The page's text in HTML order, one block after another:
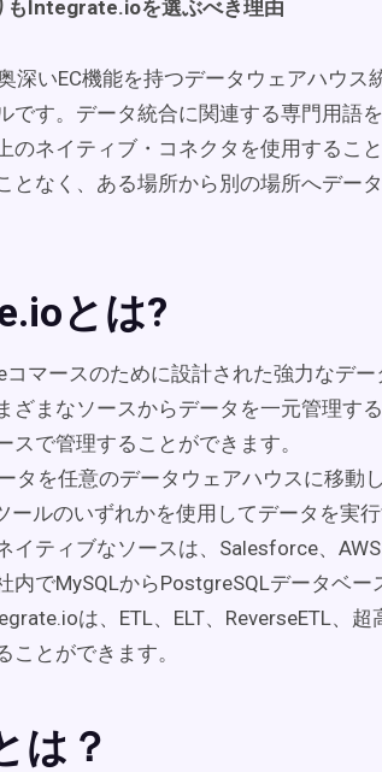
もIntegrate.ioを選ぶべき理由
深いEC機能を持つデータウェアハウス
です。データ統合に関連する専門用語
のネイティブ・コネクタを使用するこ
となく、ある場所から別の場所へデー
とは?
コマースのために設計された強力なデ
ざまなソースからデータを一元管理す
スで管理することができます。
タを任意のデータウェアハウスに移動
ールのいずれかを使用してデータを実
イティブなソースは、Salesforce、
内でMySQLからPostgreSQLデータベ
は、ETL、ELT、ReverseETL、
ことができます。
は？